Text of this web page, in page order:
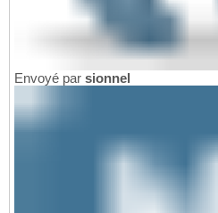
Envoyé par sionnel